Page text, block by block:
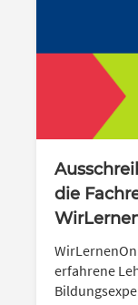
die
erfahrene